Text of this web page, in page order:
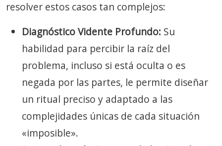
resolver estos casos tan complejos:
Diagnóstico Vidente Profundo: Su
habilidad para percibir la raíz del
problema, incluso si está oculta o es
negada por las partes, le permite diseñar
un ritual preciso y adaptado a las
complejidades únicas de cada situación
«imposible».